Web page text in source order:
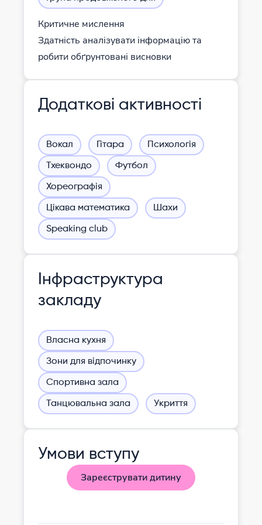
Критичне мислення
Здатність аналізувати інформацію та
робити обґрунтовані висновки
Додаткові активності
Вокал Гітара Психологія
Тхеквондо Футбол
Хореографія
Цікава математика Шахи
Speaking club
Інфраструктура
закладу
Власна кухня
Зони для відпочинку
Спортивна зала
Танцювальна зала Укриття
Умови вступу
Зареєструвати дитину